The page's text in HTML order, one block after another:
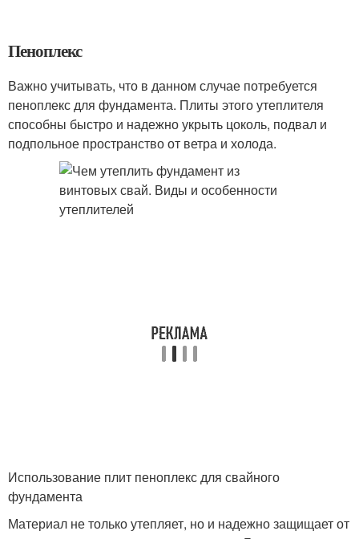
Пеноплекс
Важно учитывать, что в данном случае потребуется
пеноплекс для фундамента. Плиты этого утеплителя
способны быстро и надежно укрыть цоколь, подвал и
подпольное пространство от ветра и холода.
Использование плит пеноплекс для свайного
фундамента
Материал не только утепляет, но и надежно защищает от